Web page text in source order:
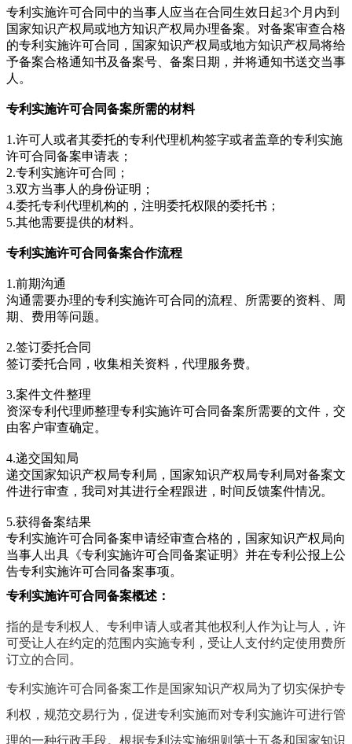
专利实施许可合同中的当事人应当在合同生效日起3个月内到
国家知识产权局或地方知识产权局办理备案。对备案审查合格
的专利实施许可合同，国家知识产权局或地方知识产权局将给
予备案合格通知书及备案号、备案日期，并将通知书送交当事
人。
专利实施许可合同备案所需的材料
1.许可人或者其委托的专利代理机构签字或者盖章的专利实施
许可合同备案申请表；
2.专利实施许可合同；
3.双方当事人的身份证明；
4.委托专利代理机构的，注明委托权限的委托书；
5.其他需要提供的材料。
专利实施许可合同备案合作流程
1.前期沟通
沟通需要办理的专利实施许可合同的流程、所需要的资料、周
期、费用等问题。
2.签订委托合同
签订委托合同，收集相关资料，代理服务费。
3.案件文件整理
资深专利代理师整理专利实施许可合同备案所需要的文件，交
由客户审查确定。
4.递交国知局
递交国家知识产权局专利局，国家知识产权局专利局对备案文
件进行审查，我司对其进行全程跟进，时间反馈案件情况。
5.获得备案结果
专利实施许可合同备案申请经审查合格的，国家知识产权局向
当事人出具《专利实施许可合同备案证明》并在专利公报上公
告专利实施许可合同备案事项。
专利实施许可合同备案概述：
指的是专利权人、专利申请人或者其他权利人作为让与人，许
可受让人在约定的范围内实施专利，受让人支付约定使用费所
订立的合同。
专利实施许可合同备案工作是国家知识产权局为了切实保护专
利权，规范交易行为，促进专利实施而对专利实施许可进行管
理的一种行政手段。根据专利法实施细则第十五条和国家知识